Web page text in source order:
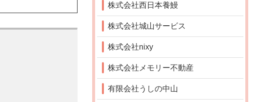
株式会社西日本養鰻
株式会社城山サービス
株式会社nixy
株式会社メモリー不動産
有限会社うしの中山